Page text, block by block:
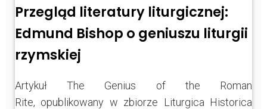
Przegląd literatury liturgicznej:
Edmund Bishop o geniuszu liturgii
rzymskiej
Artykuł The Genius of the Roman
Rite, opublikowany w zbiorze Liturgica Historica